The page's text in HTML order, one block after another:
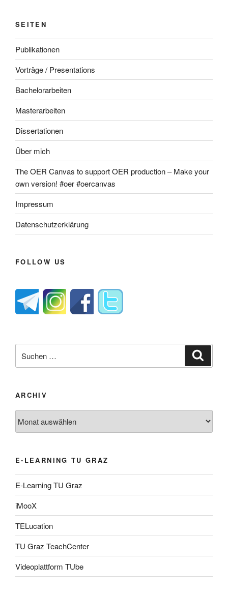
SEITEN
Publikationen
Vorträge / Presentations
Bachelorarbeiten
Masterarbeiten
Dissertationen
Über mich
The OER Canvas to support OER production – Make your
own version! #oer #oercanvas
Impressum
Datenschutzerklärung
FOLLOW US
nach:
ARCHIV
E-LEARNING TU GRAZ
E-Learning TU Graz
iMooX
TELucation
TU Graz TeachCenter
Videoplattform TUbe